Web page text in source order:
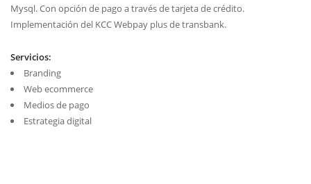
Mysql. Con opción de pago a través de tarjeta de crédito.
Implementación del KCC Webpay plus de transbank.
Servicios:
Branding
Web ecommerce
Medios de pago
Estrategia digital